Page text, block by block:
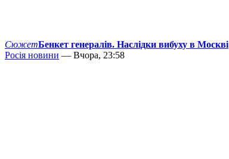
СюжетБенкет генералів. Наслідки вибуху в Москві
Росія новини — Вчора, 23:58